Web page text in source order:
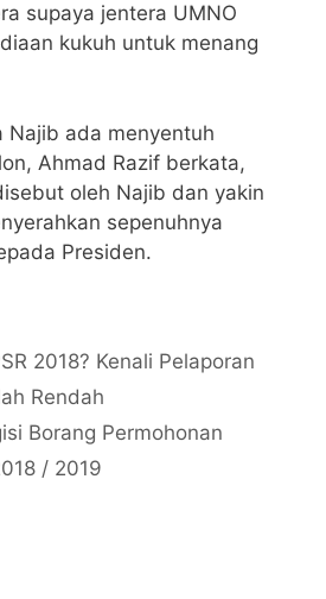
supaya jentera UMNO
kukuh untuk menang
Najib ada menyentuh
Ahmad Razif berkata,
oleh Najib dan yakin
sepenuhnya
Presiden.
2018? Kenali Pelaporan
Rendah
Borang Permohonan
/ 2019